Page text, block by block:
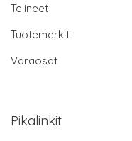
Telineet
Tuotemerkit
Varaosat
Pikalinkit